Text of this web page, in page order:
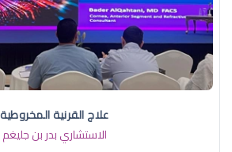
علاج القرنية المخروطية
الاستشاري بدر بن جليغم